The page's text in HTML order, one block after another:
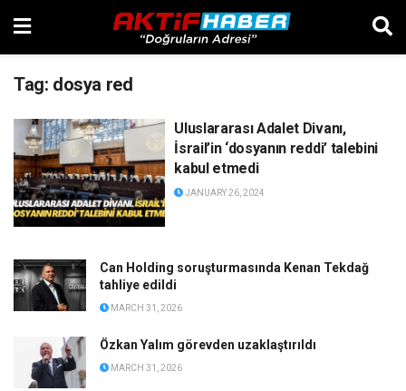
Tag: dosya red
Uluslararası Adalet Divanı,
İsrail’in ‘dosyanın reddi’ talebini
kabul etmedi
JANUARY 26, 2024
Can Holding soruşturmasında Kenan Tekdağ
tahliye edildi
MARCH 31, 2026
Özkan Yalım görevden uzaklaştırıldı
MARCH 31, 2026